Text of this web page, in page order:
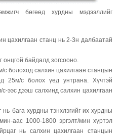
бөгөөд хурдны мэдээллийг
цахилгаан станц нь 2-3н далбаатай
онцгой байдалд зогсооно.
c болоход салхин цахилгаан станцын
25м/с болох үед унтрана. Хүчтэй
ээс дээш салхинд салхин цахилгаан
бага хурдны тэнхлэгийг их хурдны
аас 1000-1800 эргэлт/мин хүртэл
нь салхин цахилгаан станцын